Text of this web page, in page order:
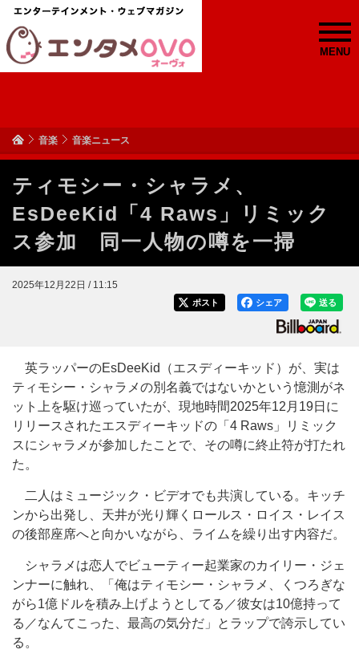
MENU
音楽 音楽ニュース
ティモシー・シャラメ、
EsDeeKid「4 Raws」リミック
ス参加 同一人物の噂を一掃
2025年12月22日 / 11:15
送る
シェア
ポスト
英ラッパーのEsDeeKid（エスディーキッド）が、実は
ティモシー・シャラメの別名義ではないかという憶測がネ
ット上を駆け巡っていたが、現地時間2025年12月19日に
リリースされたエスディーキッドの「4 Raws」リミック
スにシャラメが参加したことで、その噂に終止符が打たれ
た。
二人はミュージック・ビデオでも共演している。キッチ
ンから出発し、天井が光り輝くロールス・ロイス・レイス
の後部座席へと向かいながら、ライムを繰り出す内容だ。
シャラメは恋人でビューティー起業家のカイリー・ジェ
ンナーに触れ、「俺はティモシー・シャラメ、くつろぎな
がら1億ドルを積み上げようとしてる／彼女は10億持って
る／なんてこった、最高の気分だ」とラップで誇示してい
る。